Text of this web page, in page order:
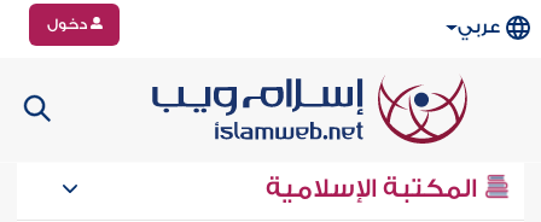
عربي دخول
المكتبة الإسلامية